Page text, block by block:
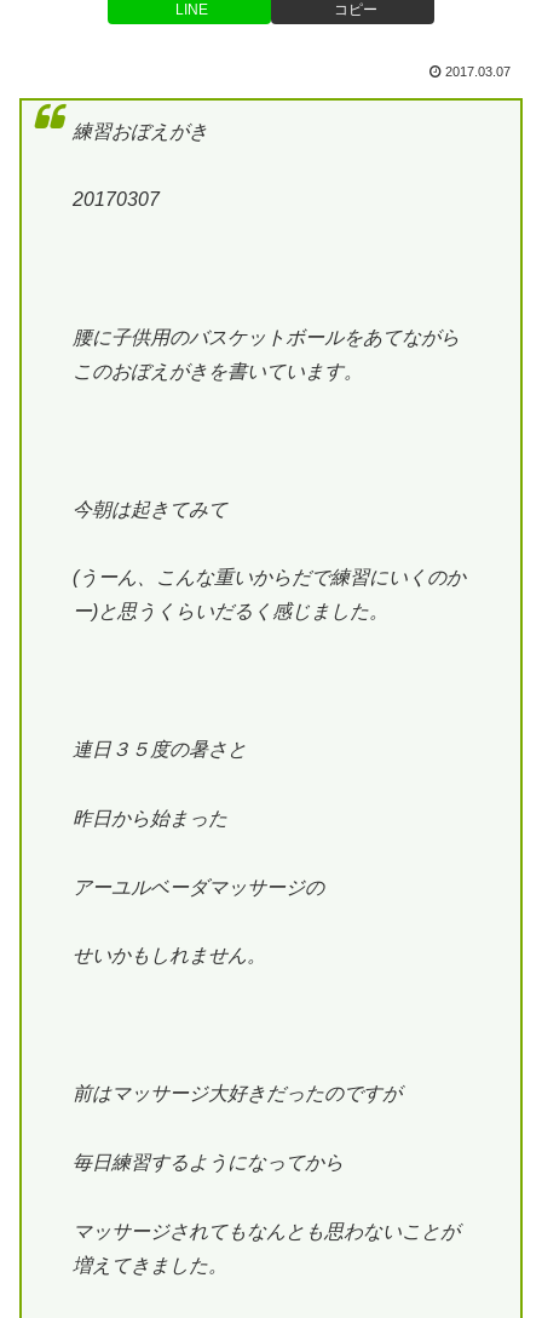
LINE コピー
2017.03.07
練習おぼえがき
20170307
腰に子供用のバスケットボールをあてながら
このおぼえがきを書いています。
今朝は起きてみて
(うーん、こんな重いからだで練習にいくのか
ー)と思うくらいだるく感じました。
連日３５度の暑さと
昨日から始まった
アーユルベーダマッサージの
せいかもしれません。
前はマッサージ大好きだったのですが
毎日練習するようになってから
マッサージされてもなんとも思わないことが
増えてきました。